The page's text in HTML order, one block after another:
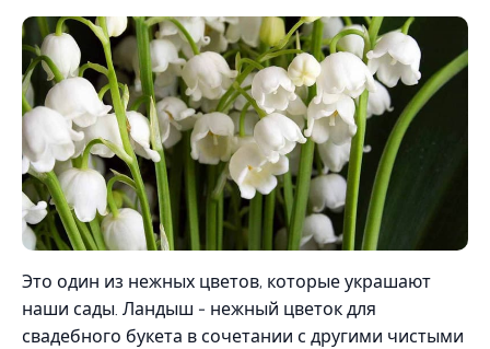
Это один из нежных цветов, которые украшают
наши сады. Ландыш - нежный цветок для
свадебного букета в сочетании с другими чистыми